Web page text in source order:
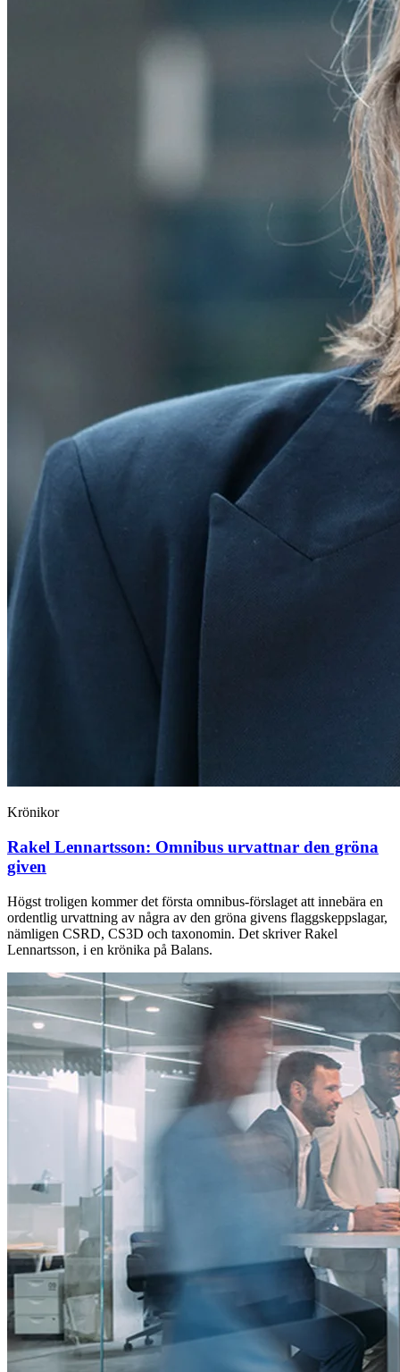
Krönikor
Rakel Lennartsson: Omnibus urvattnar den gröna
given
Högst troligen kommer det första omnibus-förslaget att innebära en
ordentlig urvattning av några av den gröna givens flaggskeppslagar,
nämligen CSRD, CS3D och taxonomin. Det skriver Rakel
Lennartsson, i en krönika på Balans.